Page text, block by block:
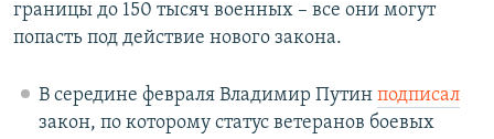
границы до 150 тысяч военных – все они могут
попасть под действие нового закона.
В середине февраля Владимир Путин подписал
закон, по которому статус ветеранов боевых